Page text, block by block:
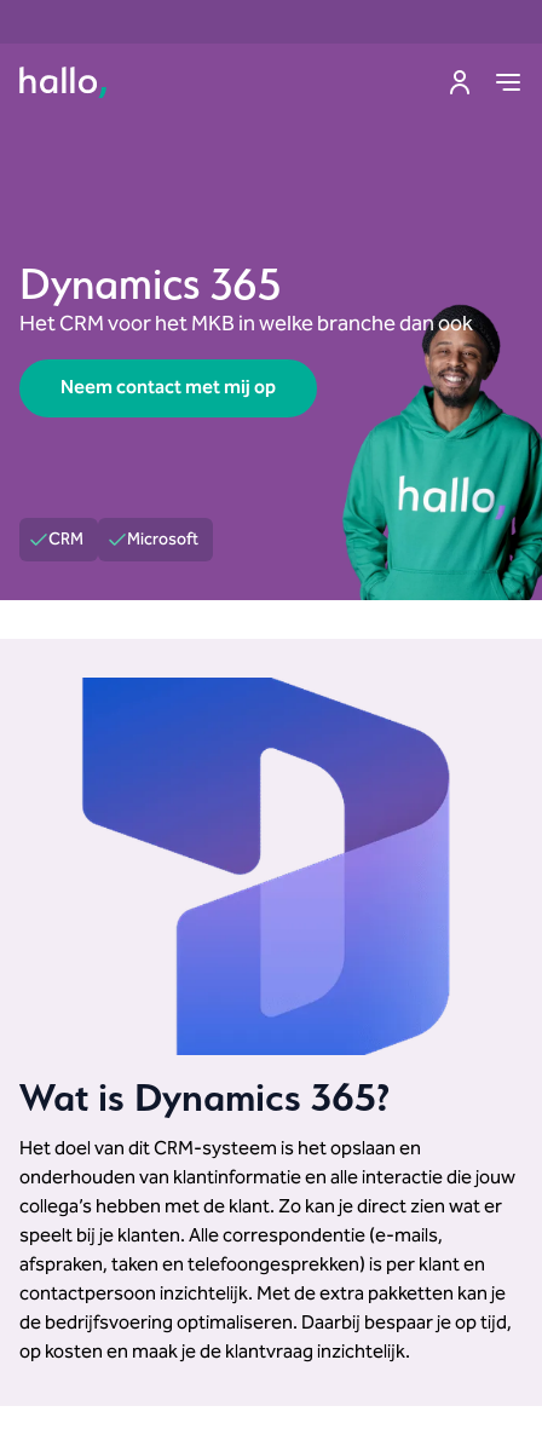
Dynamics 365
Het CRM voor het MKB in welke branche dan ook
Neem contact met mij op
CRM Microsoft
Wat is Dynamics 365?
Het doel van dit CRM-systeem is het opslaan en
onderhouden van klantinformatie en alle interactie die jouw
collega’s hebben met de klant. Zo kan je direct zien wat er
speelt bij je klanten. Alle correspondentie (e-mails,
afspraken, taken en telefoongesprekken) is per klant en
contactpersoon inzichtelijk. Met de extra pakketten kan je
de bedrijfsvoering optimaliseren. Daarbij bespaar je op tijd,
op kosten en maak je de klantvraag inzichtelijk.